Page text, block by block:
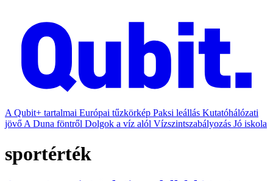
A Qubit+ tartalmai Európai tűzkörkép Paksi leállás Kutatóhálózati
jövő A Duna föntről Dolgok a víz alól Vízszintszabályozás Jó iskola
sportérték